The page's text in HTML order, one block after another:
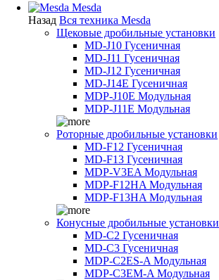
Mesda
Назад Вся техника Mesda
Щековые дробильные установки
MD-J10 Гусеничная
MD-J11 Гусеничная
MD-J12 Гусеничная
MD-J14E Гусеничная
MDP-J10E Модульная
MDP-J11E Модульная
Роторные дробильные установки
MD-F12 Гусеничная
MD-F13 Гусеничная
MDP-V3EA Модульная
MDP-F12HA Модульная
MDP-F13HA Модульная
Конусные дробильные установки
MD-C2 Гусеничная
MD-C3 Гусеничная
MDP-C2ES-A Модульная
MDP-C3EM-A Модульная